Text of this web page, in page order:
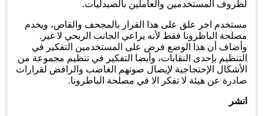
لظروف المستخدمين والعاملين بالصيدليات.
مستخدم اخر علق على هذا القرار بالمجحف والقاص، ويخدم
مصلحة الباطرونا فقط لأنه يراعي الجانب الربحي لا غير.
وأضاف أن هذا الوضع فرض على المستخدمين التفكير في
التنظيم بإحدى النقابات، وأيضا التفكير في تنظيم مجموعة من
الأشكال الإحتجاجية لإيصال صوتهم الغاضب والرافض لقرارات
صادرة عن هيئة لا تفكر الا في مصلحة الباطرونا.
انشر